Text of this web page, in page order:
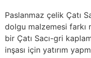
Paslanmaz çelik Çatı
dolgu malzemesi farkı
bir Çatı Sacı-gri
inşası için yatırım